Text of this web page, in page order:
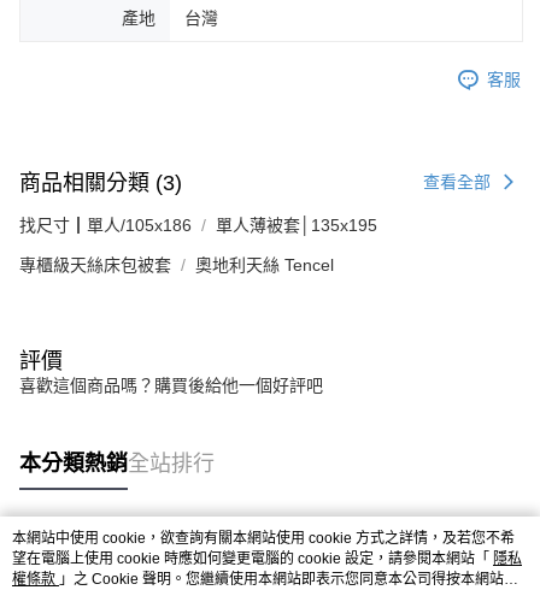
產地 台灣
客服
商品相關分類 (3) 查看全部
找尺寸┃單人/105x186 單人薄被套│135x195
專櫃級天絲床包被套 奧地利天絲 Tencel
評價
喜歡這個商品嗎？購買後給他一個好評吧
本分類熱銷全站排行
熱門標籤
本網站中使用 cookie，欲查詢有關本網站使用 cookie 方式之詳情，及若您不希
望在電腦上使用 cookie 時應如何變更電腦的 cookie 設定，請參閱本網站「 隱私
權條款 」之 Cookie 聲明。您繼續使用本網站即表示您同意本公司得按本網站使